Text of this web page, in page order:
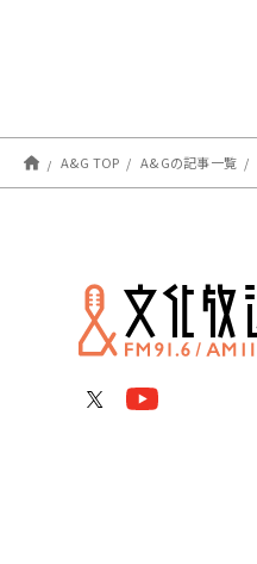
A&G TOP A&Gの記事一覧